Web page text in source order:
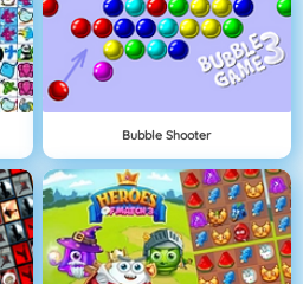
Bubble Shooter